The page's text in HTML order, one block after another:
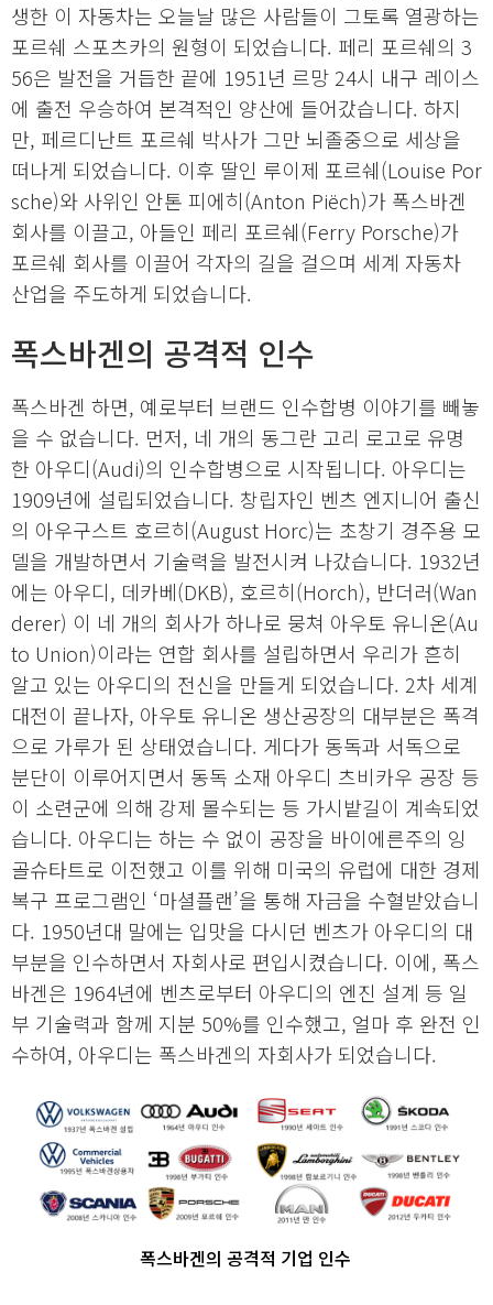
생한 이 자동차는 오늘날 많은 사람들이 그토록 열광하는
포르쉐 스포츠카의 원형이 되었습니다. 페리 포르쉐의 3
56은 발전을 거듭한 끝에 1951년 르망 24시 내구 레이스
에 출전 우승하여 본격적인 양산에 들어갔습니다. 하지
만, 페르디난트 포르쉐 박사가 그만 뇌졸중으로 세상을
떠나게 되었습니다. 이후 딸인 루이제 포르쉐(Louise Por
sche)와 사위인 안톤 피에히(Anton Piëch)가 폭스바겐
회사를 이끌고, 아들인 페리 포르쉐(Ferry Porsche)가
포르쉐 회사를 이끌어 각자의 길을 걸으며 세계 자동차
산업을 주도하게 되었습니다.
폭스바겐의 공격적 인수
폭스바겐 하면, 예로부터 브랜드 인수합병 이야기를 빼놓
을 수 없습니다. 먼저, 네 개의 동그란 고리 로고로 유명
한 아우디(Audi)의 인수합병으로 시작됩니다. 아우디는
1909년에 설립되었습니다. 창립자인 벤츠 엔지니어 출신
의 아우구스트 호르히(August Horc)는 초창기 경주용 모
델을 개발하면서 기술력을 발전시켜 나갔습니다. 1932년
에는 아우디, 데카베(DKB), 호르히(Horch), 반더러(Wan
derer) 이 네 개의 회사가 하나로 뭉쳐 아우토 유니온(Au
to Union)이라는 연합 회사를 설립하면서 우리가 흔히
알고 있는 아우디의 전신을 만들게 되었습니다. 2차 세계
대전이 끝나자, 아우토 유니온 생산공장의 대부분은 폭격
으로 가루가 된 상태였습니다. 게다가 동독과 서독으로
분단이 이루어지면서 동독 소재 아우디 츠비카우 공장 등
이 소련군에 의해 강제 몰수되는 등 가시밭길이 계속되었
습니다. 아우디는 하는 수 없이 공장을 바이에른주의 잉
골슈타트로 이전했고 이를 위해 미국의 유럽에 대한 경제
복구 프로그램인 ‘마셜플랜’을 통해 자금을 수혈받았습니
다. 1950년대 말에는 입맛을 다시던 벤츠가 아우디의 대
부분을 인수하면서 자회사로 편입시켰습니다. 이에, 폭스
바겐은 1964년에 벤츠로부터 아우디의 엔진 설계 등 일
부 기술력과 함께 지분 50%를 인수했고, 얼마 후 완전 인
수하여, 아우디는 폭스바겐의 자회사가 되었습니다.
폭스바겐의 공격적 기업 인수